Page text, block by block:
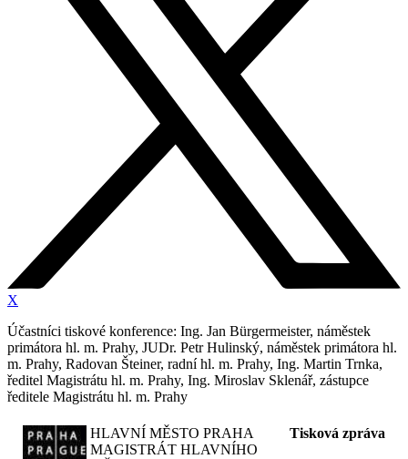
X
Účastníci tiskové konference: Ing. Jan Bürgermeister, náměstek
primátora hl. m. Prahy, JUDr. Petr Hulinský, náměstek primátora hl.
m. Prahy, Radovan Šteiner, radní hl. m. Prahy, Ing. Martin Trnka,
ředitel Magistrátu hl. m. Prahy, Ing. Miroslav Sklenář, zástupce
ředitele Magistrátu hl. m. Prahy
HLAVNÍ MĚSTO PRAHA
MAGISTRÁT HLAVNÍHO
Tisková zpráva